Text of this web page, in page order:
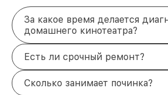
За какое время делается
домашнего кинотеатра?
Есть ли срочный ремонт?
Сколько занимает починка?